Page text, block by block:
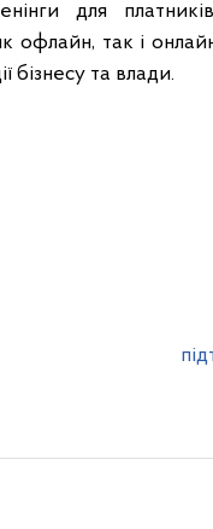
для
офлайн, так і
бізнесу та влади.